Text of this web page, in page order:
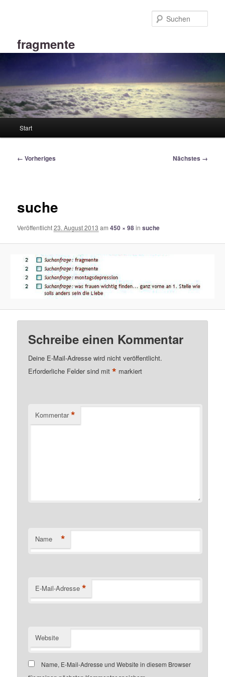
fragmente
Start
Bilder-
← Vorheriges Nächstes →
suche
Veröffentlicht23. August 2013 am450 × 98insuche
Schreibe einen Kommentar
Deine E-Mail-Adresse wird nicht veröffentlicht.
Erforderliche Felder sind mit* markiert
Kommentar *
Name *
E-Mail-Adresse *
Website
Name, E-Mail-Adresse und Website in diesem Browser